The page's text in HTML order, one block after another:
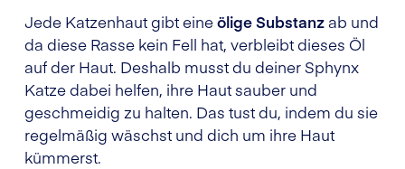
Jede Katzenhaut gibt eineölige Substanz ab und
da diese Rasse kein Fell hat, verbleibt dieses Öl
auf der Haut. Deshalb musst du deiner Sphynx
Katze dabei helfen, ihre Haut sauber und
geschmeidig zu halten. Das tust du, indem du sie
regelmäßig wäschst und dich um ihre Haut
kümmerst.